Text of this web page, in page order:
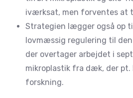
iværksat, men forventes at
Strategien lægger også op
lovmæssig regulering til
der overtager arbejdet i
mikroplastik fra dæk, der
forskning.